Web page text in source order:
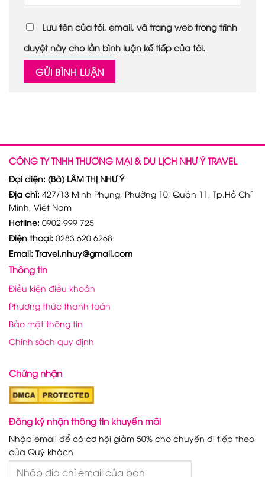
Lưu tên của tôi, email, và trang web trong trình
duyệt này cho lần bình luận kế tiếp của tôi.
CÔNG TY TNHH THƯƠNG MẠI & DU LỊCH NHƯ Ý TRAVEL
Đại diện: (Bà) LÂM THỊ NHƯ Ý
Địa chỉ: 427/13 Minh Phụng, Phường 10, Quận 11, Tp.Hồ Chí
Minh, Việt Nam
Hotline: 0902 999 725
Điện thoại: 0283 620 6268
Email: Travel.nhuy@gmail.com
Thông tin
Điều kiện điều khoản
Phương thức thanh toán
Bảo mật thông tin
Chính sách quy định
Chứng nhận
Đăng ký nhận thông tin khuyến mãi
Nhập email để có cơ hội giảm 50% cho chuyến đi tiếp theo
của Quý khách